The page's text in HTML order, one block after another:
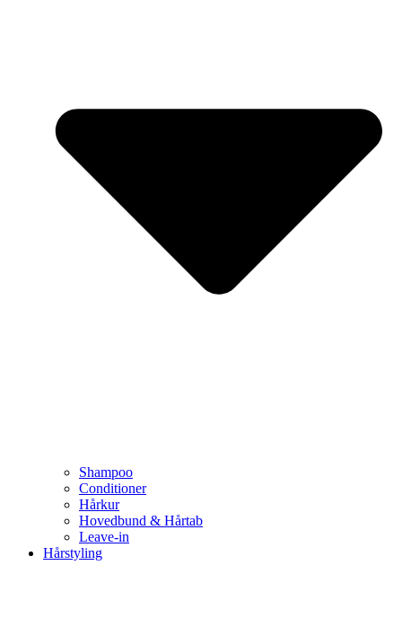
Shampoo
Conditioner
Hårkur
Hovedbund & Hårtab
Leave-in
Hårstyling